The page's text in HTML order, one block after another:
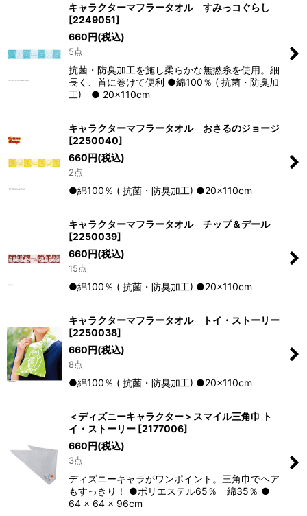
キャラクターマフラータオル すみっコぐらし
[2249051]
660円(税込)
5点
抗菌・防臭加工を施し柔らかな無撚糸を使用。細
長く、首に巻けて便利 ●綿100％ ( 抗菌・防臭加
工) ● 20×110cm
キャラクターマフラータオル おさるのジョージ
[2250040]
660円(税込)
2点
●綿100％ ( 抗菌・防臭加工) ●20×110cm
キャラクターマフラータオル チップ＆デール
[2250039]
660円(税込)
15点
●綿100％ ( 抗菌・防臭加工) ●20×110cm
キャラクターマフラータオル トイ・ストーリー
[2250038]
660円(税込)
8点
●綿100％ ( 抗菌・防臭加工) ●20×110cm
＜ディズニーキャラクター＞スマイル三角巾 ト
イ・ストーリー [2177006]
660円(税込)
3点
ディズニーキャラがワンポイント。三角巾でヘア
もすっきり！ ●ポリエステル65％ 綿35％ ●
64 × 64 × 96cm